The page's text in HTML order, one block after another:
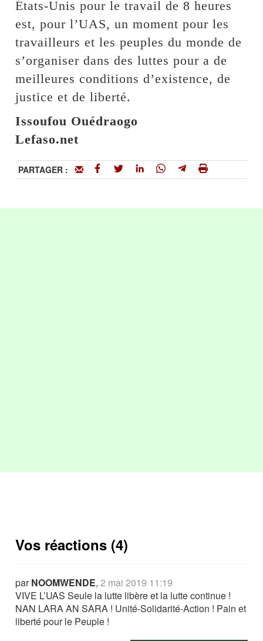
États-Unis pour le travail de 8 heures
est, pour l’UAS, un moment pour les
travailleurs et les peuples du monde de
s’organiser dans des luttes pour a de
meilleures conditions d’existence, de
justice et de liberté.
Issoufou Ouédraogo
Lefaso.net
PARTAGER :
Vos réactions (4)
parNOOMWENDE,2 mai 2019 11:19
VIVE L’UAS Seule la lutte libère et la lutte continue !
NAN LARA AN SARA ! Unité-Solidarité-Action ! Pain et
liberté pour le Peuple !